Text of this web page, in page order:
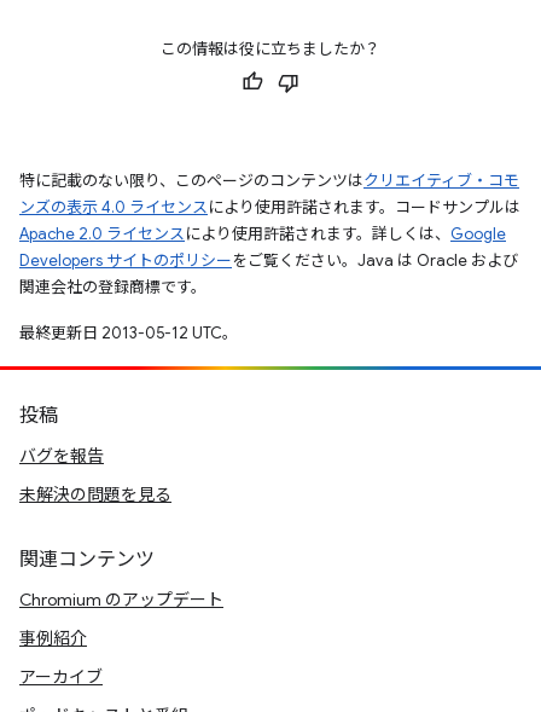
この情報は役に立ちましたか？
特に記載のない限り、このページのコンテンツはクリエイティブ・コモ
ンズの表示 4.0 ライセンスにより使用許諾されます。コードサンプルは
Apache 2.0 ライセンスにより使用許諾されます。詳しくは、 Google
Developers サイトのポリシーをご覧ください。Java は Oracle および
関連会社の登録商標です。
最終更新日 2013-05-12 UTC。
投稿
バグを報告
未解決の問題を見る
関連コンテンツ
Chromium のアップデート
事例紹介
アーカイブ